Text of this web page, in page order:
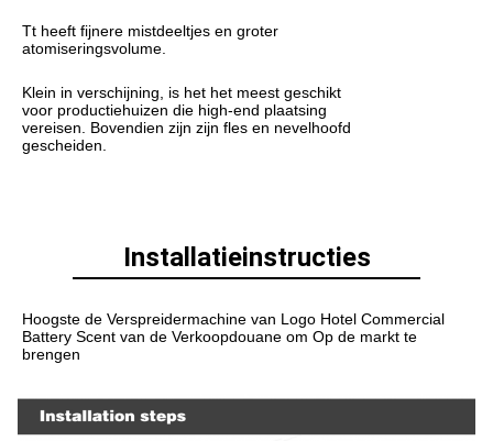
Tt heeft fijnere mistdeeltjes en groter
atomiseringsvolume.
Klein in verschijning, is het het meest geschikt
voor productiehuizen die high-end plaatsing
vereisen. Bovendien zijn zijn fles en nevelhoofd
gescheiden.
Installatieinstructies
Hoogste de Verspreidermachine van Logo Hotel Commercial
Battery Scent van de Verkoopdouane om Op de markt te
brengen